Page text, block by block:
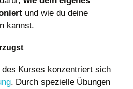
und wie du deine
kannst.
Kurses konzentriert sich
. Durch spezielle Übungen